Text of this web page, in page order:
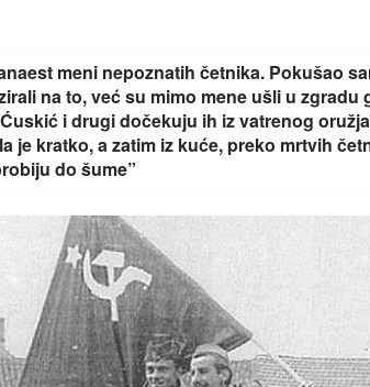
meni nepoznatih četnika. Pokušao
na to, već su mimo mene ušli u
i drugi dočekuju ih iz vatrenog
je kratko, a zatim iz kuće, preko mrtvih
do šume”